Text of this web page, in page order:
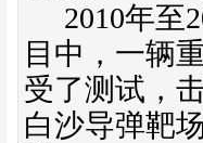
2010年至
目中，一辆
受了测试，
白沙导弹靶